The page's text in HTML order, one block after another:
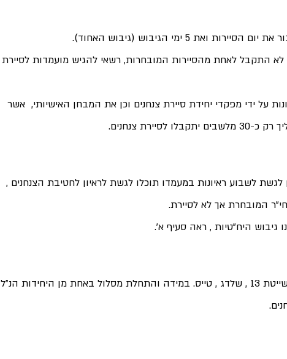
5 ימי הגיבוש (גיבוש האחוד).
התקבל לאחת מהסיירות המובחרות, רשאי להגיש מועמדות לסיירת
על ידי מפקדי יחידת סיירת צנחנים וכן את המבחן האישיותי,  אשר
צנחנים.
לגשת לשבוע ראיונות במעמדו תוכלו לגשת לראיון לחטיבת הצנחנים ,
החי"ר המובחרת אך לא לסיירת.
גיבוש היח"טיות , ראה סעיף א'.
נפילה מיחידה מובחרת : סיירת מטכ"ל , שייטת 13 , שלדג , טייס. במידה והתחלת מסלול באחת מן היחידות הנ"ל